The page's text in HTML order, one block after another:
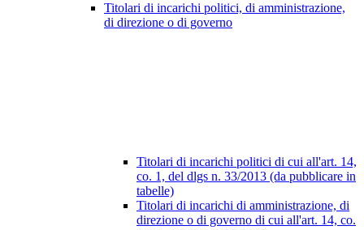
Titolari di incarichi politici, di amministrazione,
di direzione o di governo
Titolari di incarichi politici di cui all'art. 14,
co. 1, del dlgs n. 33/2013 (da pubblicare in
tabelle)
Titolari di incarichi di amministrazione, di
direzione o di governo di cui all'art. 14, co.